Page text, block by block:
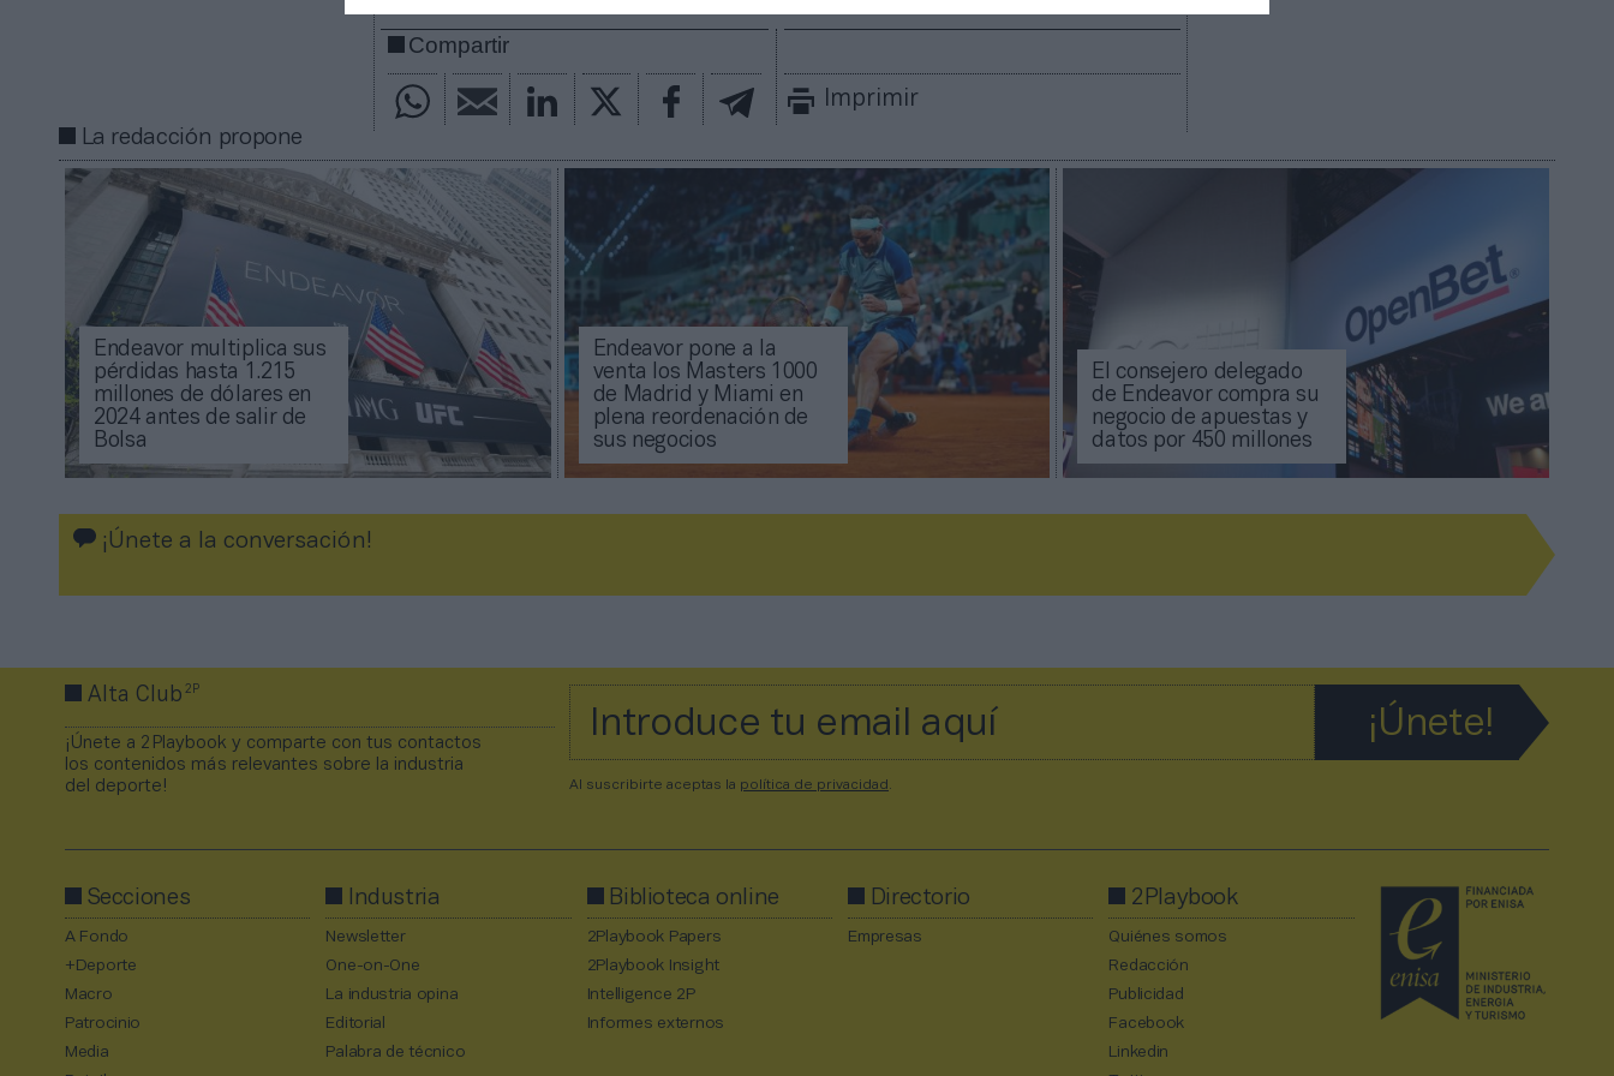
Compartir
Imprimir
La redacción propone
Endeavor multiplica sus
pérdidas hasta 1.215
millones de dólares en
2024 antes de salir de
Bolsa
Endeavor pone a la
venta los Masters 1000
de Madrid y Miami en
plena reordenación de
sus negocios
El consejero delegado
de Endeavor compra su
negocio de apuestas y
datos por 450 millones
¡Únete a la conversación!
Alta Club2P
¡Únete a 2Playbook y comparte con tus contactos
los contenidos más relevantes sobre la industria
del deporte!
Al suscribirte aceptas la política de privacidad
Secciones
A Fondo
+Deporte
Macro
Patrocinio
Media
Industria
Newsletter
One-on-One
La industria opina
Editorial
Palabra de técnico
Biblioteca online
2Playbook Papers
2Playbook Insight
Intelligence 2P
Informes externos
Directorio
Empresas
2Playbook
Quiénes somos
Redacción
Publicidad
Facebook
Linkedin